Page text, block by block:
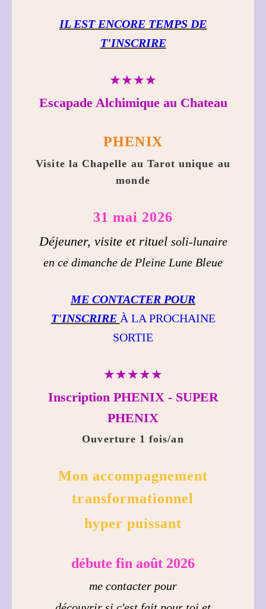
IL EST ENCORE TEMPS DE
T'INSCRIRE
★★★★
Escapade Alchimique au Chateau
PHENIX
Visite la Chapelle au Tarot unique au
monde
31 mai 2026
Déjeuner, visite et rituel soli-lunaire
en ce dimanche de Pleine Lune Bleue
ME CONTACTER POUR
T'INSCRIRE À LA PROCHAINE
SORTIE
★★★★★
Inscription PHENIX - SUPER
PHENIX
Ouverture 1 fois/an
Mon accompagnement
transformationnel
hyper puissant
débute fin août 2026
me contacter pour